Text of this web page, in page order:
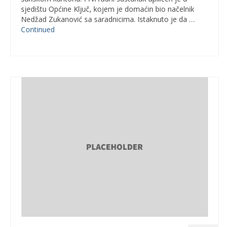
sjedištu Općine Ključ, kojem je domaćin bio načelnik
Nedžad Zukanović sa saradnicima. Istaknuto je da …
Continued